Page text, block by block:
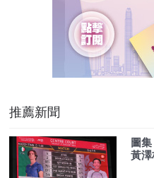
推薦新聞
圖
黃